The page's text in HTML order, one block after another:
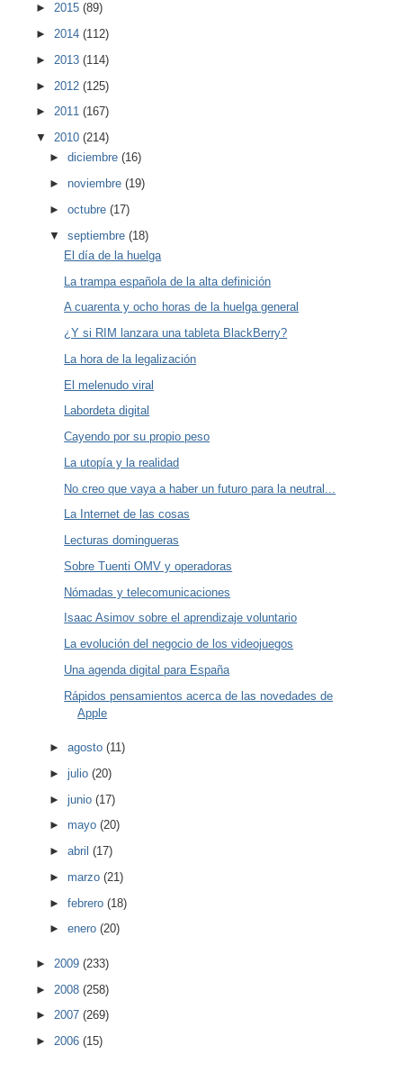
► 2015 (89)
► 2014 (112)
► 2013 (114)
► 2012 (125)
► 2011 (167)
▼ 2010 (214)
►diciembre(16)
►noviembre(19)
►octubre(17)
▼septiembre(18)
El día de la huelga
La trampa española de la alta definición
A cuarenta y ocho horas de la huelga general
¿Y si RIM lanzara una tableta BlackBerry?
La hora de la legalización
El melenudo viral
Labordeta digital
Cayendo por su propio peso
La utopía y la realidad
No creo que vaya a haber un futuro para la neutral...
La Internet de las cosas
Lecturas domingueras
Sobre Tuenti OMV y operadoras
Nómadas y telecomunicaciones
Isaac Asimov sobre el aprendizaje voluntario
La evolución del negocio de los videojuegos
Una agenda digital para España
Rápidos pensamientos acerca de las novedades de
Apple
►agosto(11)
►julio(20)
►junio(17)
►mayo(20)
►abril(17)
►marzo(21)
►febrero(18)
►enero(20)
► 2009 (233)
► 2008 (258)
► 2007 (269)
► 2006 (15)